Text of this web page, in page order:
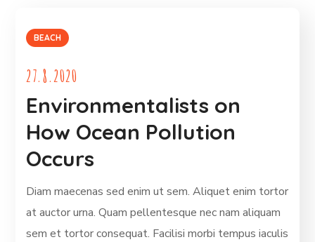
BEACH
27.8.2020
Environmentalists on
How Ocean Pollution
Occurs
Diam maecenas sed enim ut sem. Aliquet enim tortor
at auctor urna. Quam pellentesque nec nam aliquam
sem et tortor consequat. Facilisi morbi tempus iaculis